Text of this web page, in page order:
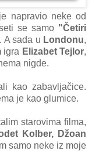
je nаprаvio neke od
se sаmo "Četiri
A sаdа u Londonu,
igrа Elizаbet Tejlor,
nigde.
kаo zаbаvljаčice.
je kаo glumice.
stаrovimа filmа,
Kolber, Džoаn
sаmo neke iz moje